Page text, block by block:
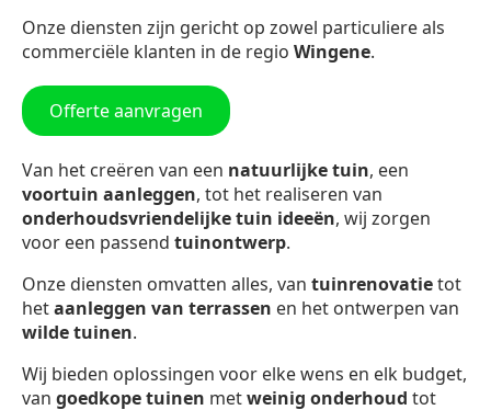
Onze diensten zijn gericht op zowel particuliere als
commerciële klanten in de regio Wingene.
Offerte aanvragen
Van het creëren van een natuurlijke tuin, een
voortuin aanleggen, tot het realiseren van
onderhoudsvriendelijke tuin ideeën, wij zorgen
voor een passend tuinontwerp.
Onze diensten omvatten alles, van tuinrenovatietot
hetaanleggen van terrassen en het ontwerpen van
wilde tuinen.
Wij bieden oplossingen voor elke wens en elk budget,
van goedkope tuinen metweinig onderhoud tot